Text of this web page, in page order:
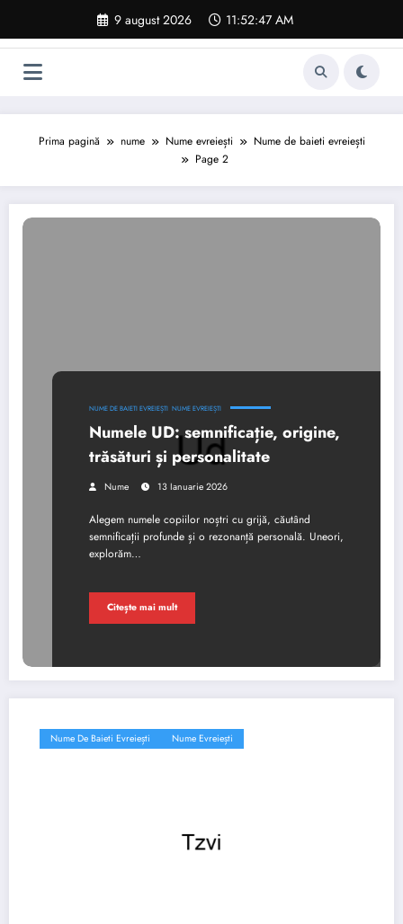
conținut
9 august 2026 11:52:48 AM
Prima pagină nume Nume evreiești
Nume de baieti evreiești
Page 2
NUME DE BAIETI EVREIEȘTI NUME EVREIEȘTI
Numele UD: semnificație, origine,
trăsături și personalitate
Nume 13 Ianuarie 2026
Alegem numele copiilor noștri cu grijă, căutând
semnificații profunde și o rezonanță personală. Uneori,
explorăm…
Citește mai mult
Nume De Baieti Evreiești Nume Evreiești